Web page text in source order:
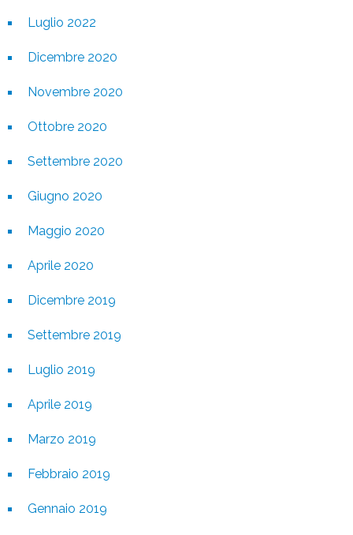
Luglio 2022
Dicembre 2020
Novembre 2020
Ottobre 2020
Settembre 2020
Giugno 2020
Maggio 2020
Aprile 2020
Dicembre 2019
Settembre 2019
Luglio 2019
Aprile 2019
Marzo 2019
Febbraio 2019
Gennaio 2019